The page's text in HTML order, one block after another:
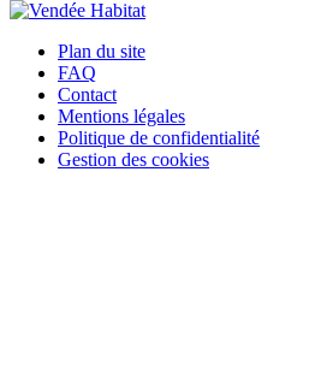
Plan du site
FAQ
Contact
Mentions légales
Politique de confidentialité
Gestion des cookies